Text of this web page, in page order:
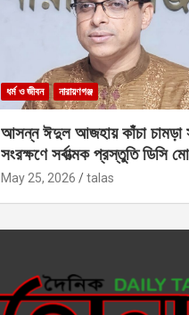
ধর্ম ও জীবন নারায়ণগঞ্জ
আসন্ন ঈদুল আজহায় কাঁচা চামড়া
সংরক্ষণে সর্বাত্মক প্রস্তুতি ডিসি
কবির
May 25, 2026 talas